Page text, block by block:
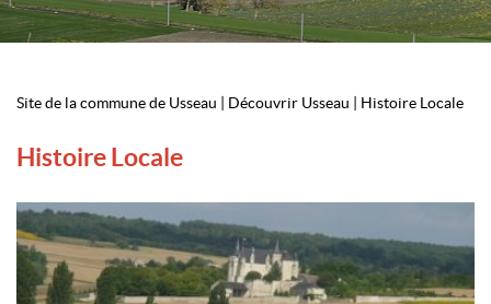
Site de la commune de Usseau Découvrir Usseau Histoire Locale
Histoire Locale